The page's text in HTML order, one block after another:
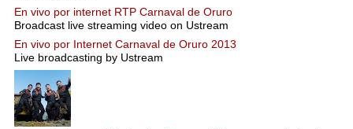
En vivo por internet RTP Carnaval de Oruro
Broadcast live streaming video on Ustream
En vivo por Internet Carnaval de Oruro 2013
Live broadcasting by Ustream